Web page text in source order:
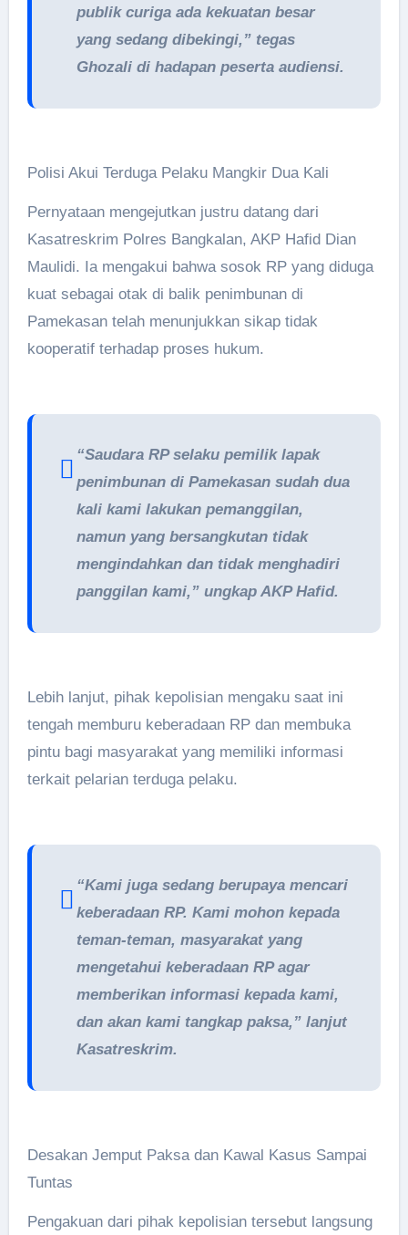
publik curiga ada kekuatan besar
yang sedang dibekingi,” tegas
Ghozali di hadapan peserta audiensi.
Polisi Akui Terduga Pelaku Mangkir Dua Kali
Pernyataan mengejutkan justru datang dari
Kasatreskrim Polres Bangkalan, AKP Hafid Dian
Maulidi. Ia mengakui bahwa sosok RP yang diduga
kuat sebagai otak di balik penimbunan di
Pamekasan telah menunjukkan sikap tidak
kooperatif terhadap proses hukum.
“Saudara RP selaku pemilik lapak
penimbunan di Pamekasan sudah dua
kali kami lakukan pemanggilan,
namun yang bersangkutan tidak
mengindahkan dan tidak menghadiri
panggilan kami,” ungkap AKP Hafid.
Lebih lanjut, pihak kepolisian mengaku saat ini
tengah memburu keberadaan RP dan membuka
pintu bagi masyarakat yang memiliki informasi
terkait pelarian terduga pelaku.
“Kami juga sedang berupaya mencari
keberadaan RP. Kami mohon kepada
teman-teman, masyarakat yang
mengetahui keberadaan RP agar
memberikan informasi kepada kami,
dan akan kami tangkap paksa,” lanjut
Kasatreskrim.
Desakan Jemput Paksa dan Kawal Kasus Sampai
Tuntas
Pengakuan dari pihak kepolisian tersebut langsung